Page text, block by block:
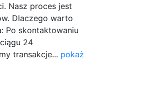
Nasz proces jest
Dlaczego warto
Po skontaktowaniu
24
transakcje... pokaż